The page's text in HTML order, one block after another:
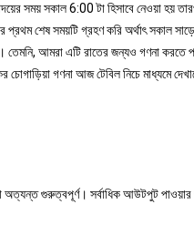
সময় সকাল 6:00 টা হিসাবে নেওয়া
শেষ সময়টি গ্রহণ করি অর্থাৎ সকাল
আমরা এটি রাতের জন্যও গণনা করতে
চোগাড়িয়া গণনা আজ টেবিল নিচে মাধ্যমে
অত্যন্ত গুরুত্বপূর্ণ। সর্বাধিক আউটপুট